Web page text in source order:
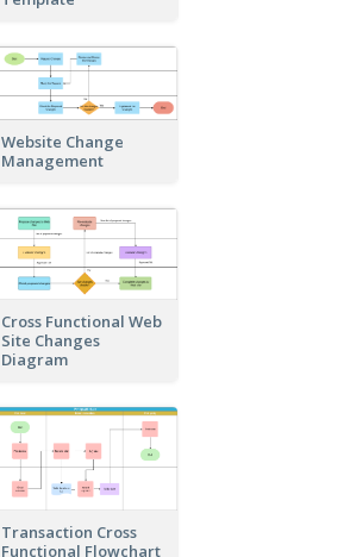
Website Change
Management
Cross Functional Web
Site Changes
Diagram
Transaction Cross
Functional Flowchart